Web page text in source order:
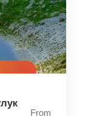
From